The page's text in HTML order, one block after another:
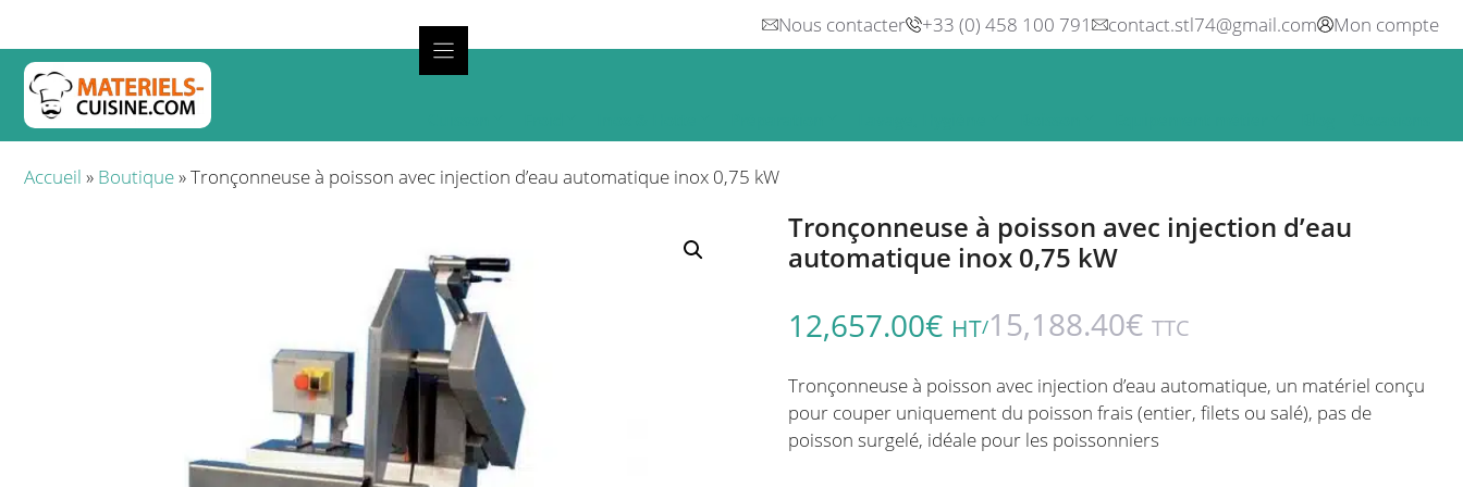
contenu
Nous contacter +33 (0) 458 100 791 contact.stl74@gmail.com Mon compte
Accueil » Boutique»Tronçonneuse à poisson avec injection d’eau automatique inox 0,75 kW
Tronçonneuse à poisson avec injection d’eau
automatique inox 0,75 kW
12,657.00€ HT/15,188.40€ TTC
Tronçonneuse à poisson avec injection d’eau automatique, un matériel conçu
pour couper uniquement du poisson frais (entier, filets ou salé), pas de
poisson surgelé, idéale pour les poissonniers